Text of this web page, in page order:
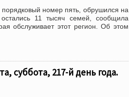
номер пять, обрушился на
11 тысяч семей, сообщила
обслуживает этот регион. Об этом
суббота, 217-й день года.